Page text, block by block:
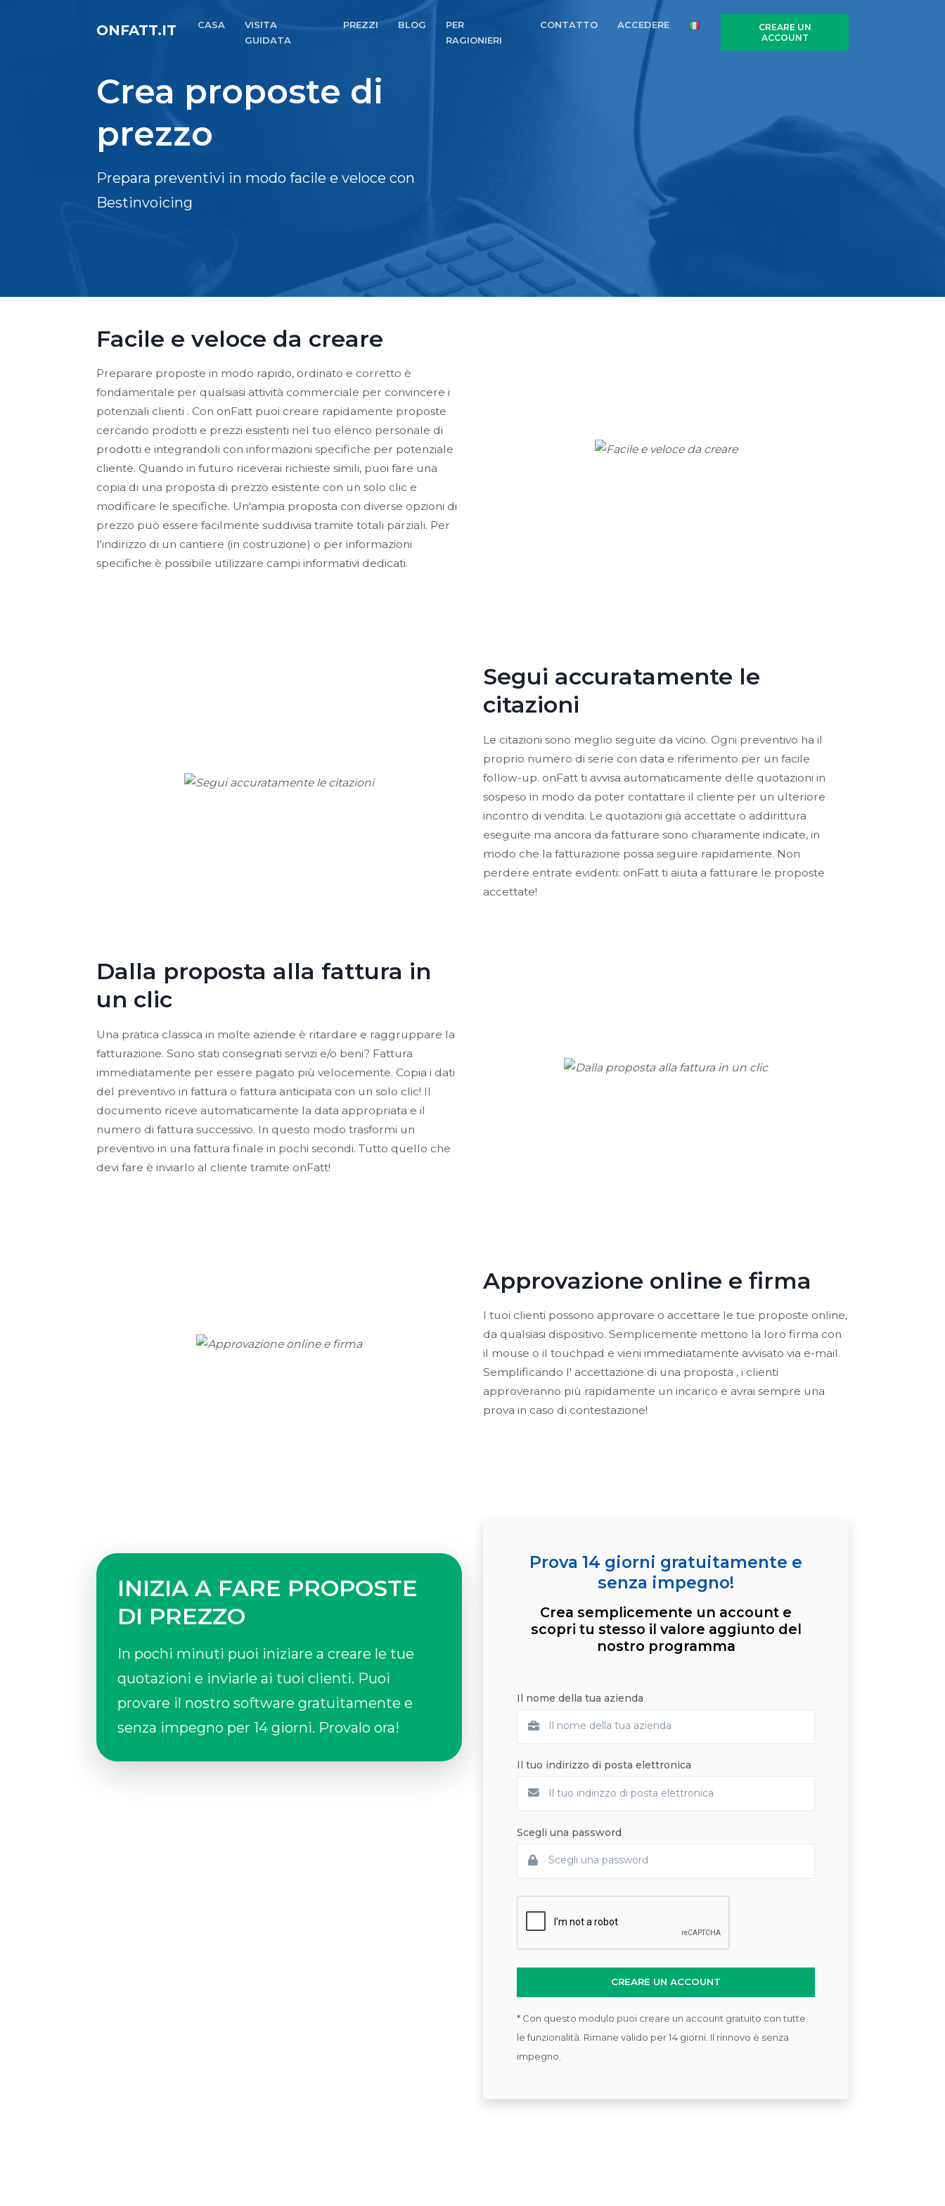
ONFATT.IT CASA
VISITA
GUIDATA
PREZZI BLOG
PER
RAGIONIERI
CONTATTO ACCEDERE
CREARE UN
ACCOUNT
Crea proposte di
prezzo
Prepara preventivi in modo facile e veloce con
Bestinvoicing
Facile e veloce da creare
Preparare proposte in modo rapido, ordinato e corretto è
fondamentale per qualsiasi attività commerciale per convincere i
potenziali clienti . Con onFatt puoi creare rapidamente proposte
cercando prodotti e prezzi esistenti nel tuo elenco personale di
prodotti e integrandoli con informazioni specifiche per potenziale
cliente. Quando in futuro riceverai richieste simili, puoi fare una
copia di una proposta di prezzo esistente con un solo clic e
modificare le specifiche. Un'ampia proposta con diverse opzioni di
prezzo può essere facilmente suddivisa tramite totali parziali. Per
l'indirizzo di un cantiere (in costruzione) o per informazioni
specifiche è possibile utilizzare campi informativi dedicati.
Segui accuratamente le
citazioni
Le citazioni sono meglio seguite da vicino. Ogni preventivo ha il
proprio numero di serie con data e riferimento per un facile
follow-up. onFatt ti avvisa automaticamente delle quotazioni in
sospeso in modo da poter contattare il cliente per un ulteriore
incontro di vendita. Le quotazioni già accettate o addirittura
eseguite ma ancora da fatturare sono chiaramente indicate, in
modo che la fatturazione possa seguire rapidamente. Non
perdere entrate evidenti: onFatt ti aiuta a fatturare le proposte
accettate!
Dalla proposta alla fattura in
un clic
Una pratica classica in molte aziende è ritardare e raggruppare la
fatturazione. Sono stati consegnati servizi e/o beni? Fattura
immediatamente per essere pagato più velocemente. Copia i dati
del preventivo in fattura o fattura anticipata con un solo clic! Il
documento riceve automaticamente la data appropriata e il
numero di fattura successivo. In questo modo trasformi un
preventivo in una fattura finale in pochi secondi. Tutto quello che
devi fare è inviarlo al cliente tramite onFatt!
Approvazione online e firma
I tuoi clienti possono approvare o accettare le tue proposte online,
da qualsiasi dispositivo. Semplicemente mettono la loro firma con
il mouse o il touchpad e vieni immediatamente avvisato via e-mail.
Semplificando l' accettazione di una proposta , i clienti
approveranno più rapidamente un incarico e avrai sempre una
prova in caso di contestazione!
INIZIA A FARE PROPOSTE
DI PREZZO
In pochi minuti puoi iniziare a creare le tue
quotazioni e inviarle ai tuoi clienti. Puoi
provare il nostro software gratuitamente e
senza impegno per 14 giorni. Provalo ora!
Prova 14 giorni gratuitamente e
senza impegno!
Crea semplicemente un account e
scopri tu stesso il valore aggiunto del
nostro programma
Il nome della tua azienda
Il tuo indirizzo di posta elettronica
Scegli una password
CREARE UN ACCOUNT
* Con questo modulo puoi creare un account gratuito con tutte
le funzionalità. Rimane valido per 14 giorni. Il rinnovo è senza
impegno.